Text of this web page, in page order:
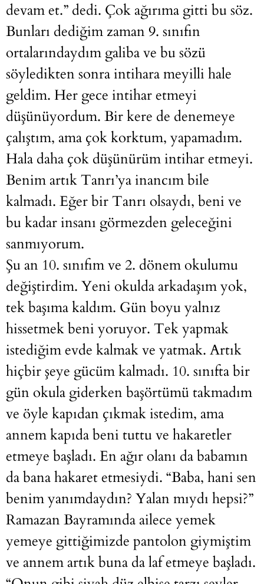
devam et.” dedi. Çok ağırıma gitti bu söz.
Bunları dediğim zaman 9. sınıfın
ortalarındaydım galiba ve bu sözü
söyledikten sonra intihara meyilli hale
geldim. Her gece intihar etmeyi
düşünüyordum. Bir kere de denemeye
çalıştım, ama çok korktum, yapamadım.
Hala daha çok düşünürüm intihar etmeyi.
Benim artık Tanrı’ya inancım bile
kalmadı. Eğer bir Tanrı olsaydı, beni ve
bu kadar insanı görmezden geleceğini
sanmıyorum.
Şu an 10. sınıfım ve 2. dönem okulumu
değiştirdim. Yeni okulda arkadaşım yok,
tek başıma kaldım. Gün boyu yalnız
hissetmek beni yoruyor. Tek yapmak
istediğim evde kalmak ve yatmak. Artık
hiçbir şeye gücüm kalmadı. 10. sınıfta bir
gün okula giderken başörtümü takmadım
ve öyle kapıdan çıkmak istedim, ama
annem kapıda beni tuttu ve hakaretler
etmeye başladı. En ağır olanı da babamın
da bana hakaret etmesiydi. “Baba, hani sen
benim yanımdaydın? Yalan mıydı hepsi?”
Ramazan Bayramında ailece yemek
yemeye gittiğimizde pantolon giymiştim
ve annem artık buna da laf etmeye başladı.